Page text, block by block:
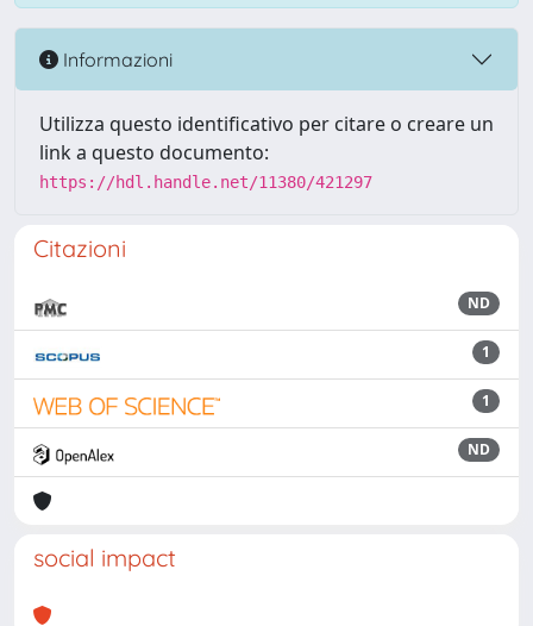
Informazioni
Utilizza questo identificativo per citare o creare un
link a questo documento:
https://hdl.handle.net/11380/421297
Citazioni
ND
1
1
ND
social impact